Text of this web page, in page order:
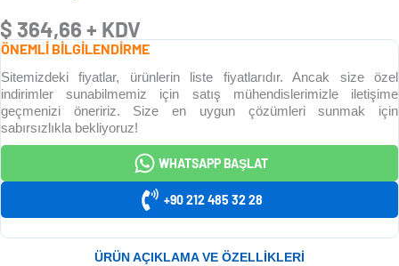
$ 364,66 + KDV
ÖNEMLİ BİLGİLENDİRME
Sitemizdeki fiyatlar, ürünlerin liste fiyatlarıdır. Ancak size özel
indirimler sunabilmemiz için satış mühendislerimizle iletişime
geçmenizi öneririz. Size en uygun çözümleri sunmak için
sabırsızlıkla bekliyoruz!
WHATSAPP BAŞLAT
+90 212 485 32 28
ÜRÜN AÇIKLAMA VE ÖZELLIKLERI